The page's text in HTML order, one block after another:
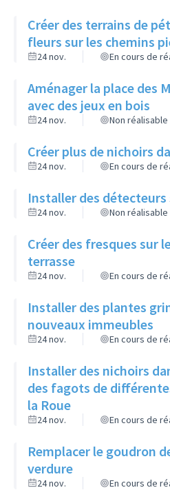
Créer des terrains de
fleurs sur les chemins
24 nov. En cours de
Aménager la place des
avec des jeux en bois
24 nov. Non réalisable
Créer plus de
24 nov. En cours de
Installer des
24 nov. Non réalisable
Créer des fresques sur
terrasse
24 nov. En cours de
Installer des plantes
nouveaux immeubles
24 nov. En cours de
Installer des nichoirs
des fagots de
la Roue
24 nov. En cours de
Remplacer le goudron
verdure
24 nov. En cours de